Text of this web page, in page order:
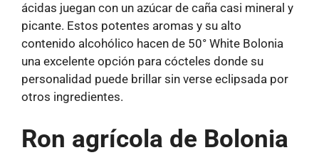
ácidas juegan con un azúcar de caña casi mineral y
picante. Estos potentes aromas y su alto
contenido alcohólico hacen de 50° White Bolonia
una excelente opción para cócteles donde su
personalidad puede brillar sin verse eclipsada por
otros ingredientes.
Ron agrícola de Bolonia